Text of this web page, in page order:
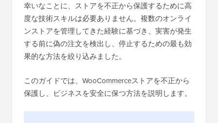
幸いなことに、ストアを不正から保護するために高
度な技術スキルは必要ありません。複数のオンライ
ンストアを管理してきた経験に基づき、実害が発生
する前に偽の注文を検出し、停止するための最も効
果的な方法を絞り込みました。
このガイドでは、WooCommerceストアを不正から
保護し、ビジネスを安全に保つ方法を説明します。